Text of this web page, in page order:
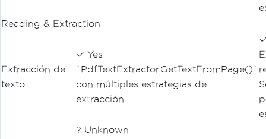
Reading & Extraction
Extracción de
texto
✓ Yes
`PdfTextExtractor.GetTextFromPage()`
con múltiples estrategias de
extracción.
? Unknown